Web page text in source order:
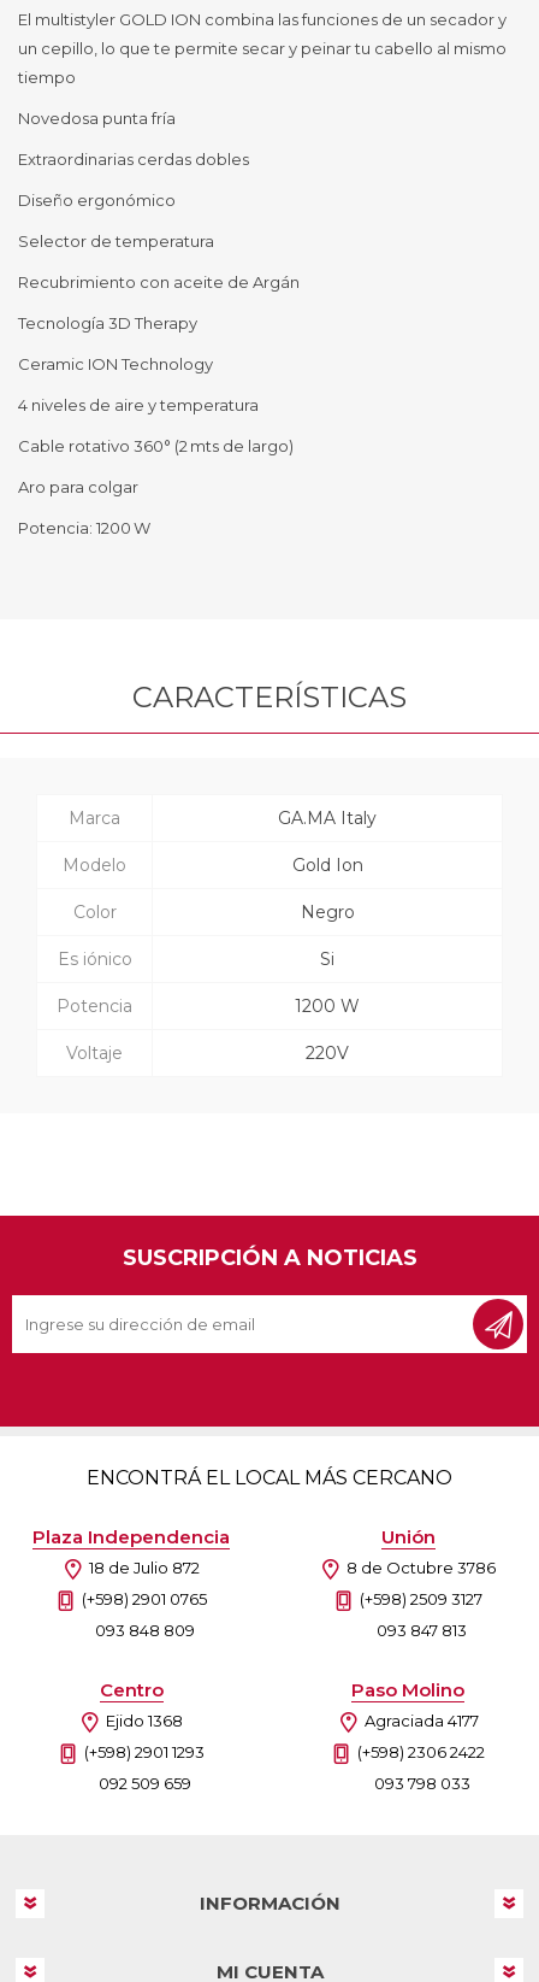
El multistyler GOLD ION combina las funciones de un secador y
un cepillo, lo que te permite secar y peinar tu cabello al mismo
tiempo
Novedosa punta fría
Extraordinarias cerdas dobles
Diseño ergonómico
Selector de temperatura
Recubrimiento con aceite de Argán
Tecnología 3D Therapy
Ceramic ION Technology
4 niveles de aire y temperatura
Cable rotativo 360° (2 mts de largo)
Aro para colgar
Potencia: 1200 W
CARACTERÍSTICAS
Marca GA.MA Italy
Modelo Gold Ion
Color Negro
Es iónico Si
Potencia 1200 W
Voltaje 220V
SUSCRIPCIÓN A NOTICIAS
ENCONTRÁ EL LOCAL MÁS CERCANO
Plaza Independencia
18 de Julio 872
(+598) 2901 0765
093 848 809
Unión
8 de Octubre 3786
(+598) 2509 3127
093 847 813
Centro
Ejido 1368
(+598) 2901 1293
092 509 659
Paso Molino
Agraciada 4177
(+598) 2306 2422
093 798 033
INFORMACIÓN
MI CUENTA